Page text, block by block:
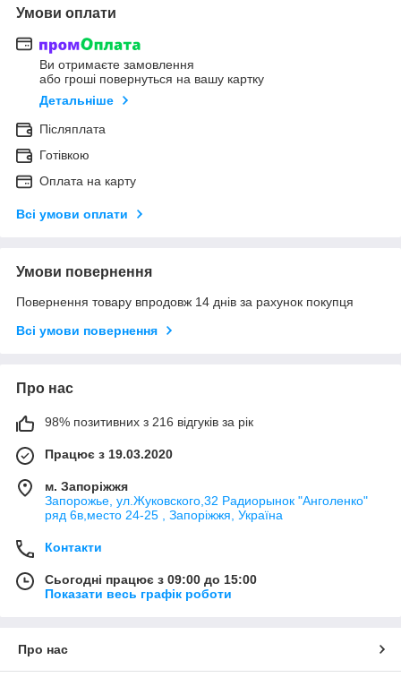
Умови оплати
Ви отримаєте замовлення
або гроші повернуться на вашу картку
Детальніше
Післяплата
Готівкою
Оплата на карту
Всі умови оплати
Умови повернення
Повернення товару впродовж 14 днів за рахунок покупця
Всі умови повернення
Про нас
98% позитивних з 216 відгуків за рік
Працює з 19.03.2020
м. Запоріжжя
Запорожье, ул.Жуковского,32 Радиорынок "Анголенко"
ряд 6в,место 24-25 , Запоріжжя, Україна
Контакти
Сьогодні працює з 09:00 до 15:00
Показати весь графік роботи
Про нас